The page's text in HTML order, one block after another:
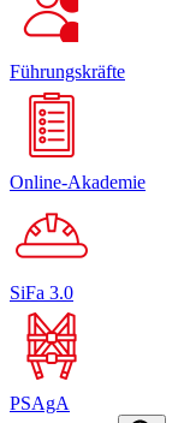
Führungskräfte
Online-Akademie
SiFa 3.0
PSAgA